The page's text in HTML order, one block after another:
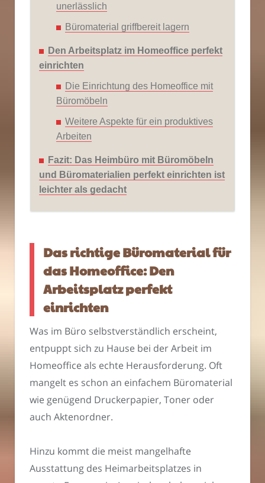
unerlässlich
Büromaterial griffbereit lagern
Den Arbeitsplatz im Homeoffice perfekt
einrichten
Die Einrichtung des Homeoffice mit
Büromöbeln
Weitere Aspekte für ein produktives
Arbeiten
Fazit: Das Heimbüro mit Büromöbeln
und Büromaterialien perfekt einrichten ist
leichter als gedacht
Das richtige Büromaterial für
das Homeoffice: Den
Arbeitsplatz perfekt
einrichten
Was im Büro selbstverständlich erscheint,
entpuppt sich zu Hause bei der Arbeit im
Homeoffice als echte Herausforderung. Oft
mangelt es schon an einfachem Büromaterial
wie genügend Druckerpapier, Toner oder
auch Aktenordner.
Hinzu kommt die meist mangelhafte
Ausstattung des Heimarbeitsplatzes in